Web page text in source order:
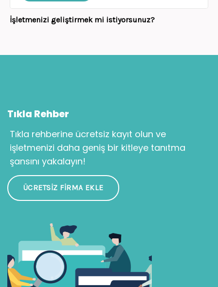
İşletmenizi geliştirmek mi istiyorsunuz?
Tıkla Rehber
Tıkla rehberine ücretsiz kayıt olun ve
işletmenizi daha geniş bir kitleye tanıtma
şansını yakalayın!
ÜCRETSIZ FIRMA EKLE